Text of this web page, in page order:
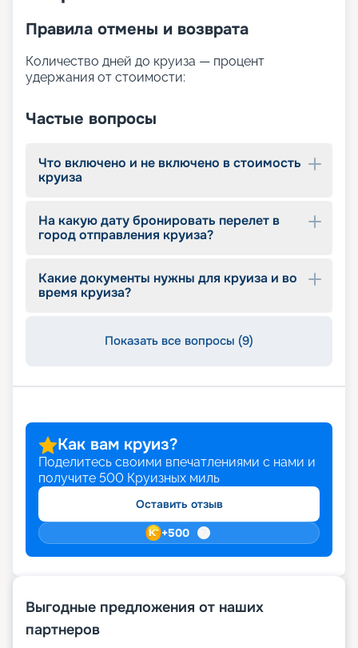
Правила отмены и возврата
Количество дней до круиза — процент
удержания от стоимости:
Частые вопросы
Что включено и не включено в стоимость
круиза
На какую дату бронировать перелет в
город отправления круиза?
Какие документы нужны для круиза и во
время круиза?
Показать все вопросы (9)
Как вам круиз?
Поделитесь своими впечатлениями с нами и
получите 500 Круизных миль
Оставить отзыв
+500
Выгодные предложения от наших
партнеров